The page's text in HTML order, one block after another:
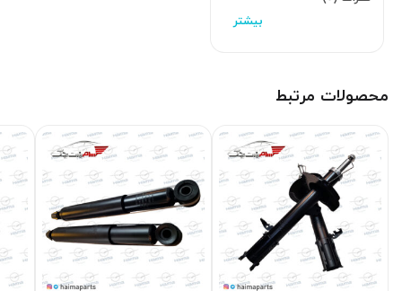
محصولات مرتبط